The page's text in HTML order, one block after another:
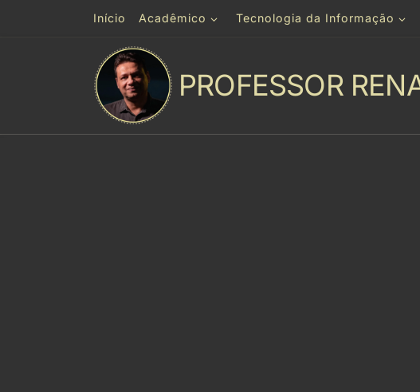
Skip to contentInício Acadêmico Tecnologia da Informação
PROFESSOR